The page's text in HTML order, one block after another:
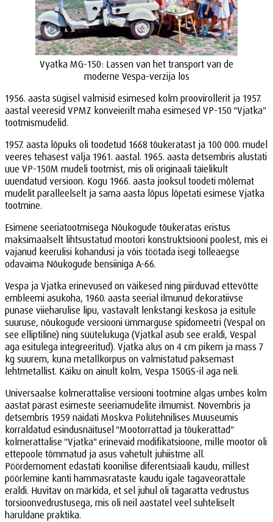
Vyatka MG-150: Lassen van het transport van de
moderne Vespa-verzija los
1956. aasta sügisel valmisid esimesed kolm proovirollerit ja 1957.
aastal veeresid VPMZ konveierilt maha esimesed VP-150 "Vjatka"
tootmismudelid.
1957. aasta lõpuks oli toodetud 1668 tõukeratast ja 100 000. mudel
veeres tehasest välja 1961. aastal. 1965. aasta detsembris alustati
uue VP-150M mudeli tootmist, mis oli originaali täielikult
uuendatud versioon. Kogu 1966. aasta jooksul toodeti mõlemat
mudelit paralleelselt ja sama aasta lõpus lõpetati esimese Vjatka
tootmine.
Esimene seeriatootmisega Nõukogude tõukeratas eristus
maksimaalselt lihtsustatud mootori konstruktsiooni poolest, mis ei
vajanud keerulisi kohandusi ja võis töötada isegi tolleaegse
odavaima Nõukogude bensiiniga A-66.
Vespa ja Vjatka erinevused on väikesed ning piirduvad ettevõtte
embleemi asukoha, 1960. aasta seerial ilmunud dekoratiivse
punase viieharulise lipu, vastavalt lenkstangi keskosa ja esitule
suuruse, nõukogude versiooni ümmarguse spidomeetri (Vespal on
see elliptiline) ning süütelukuga (Vjatkal asub see eraldi, Vespal
aga esitulega integreeritud). Vjatka alus on 4 cm pikem ja mass 7
kg suurem, kuna metallkorpus on valmistatud paksemast
lehtmetallist. Käiku on ainult kolm, Vespa 150GS-il aga neli.
Universaalse kolmerattalise versiooni tootmine algas umbes kolm
aastat pärast esimeste seeriamudelite ilmumist. Novembris ja
detsembris 1959 näidati Moskva Polütehnilises Muuseumis
korraldatud esindusnäitusel "Mootorrattad ja tõukerattad"
kolmerattalise "Vjatka" erinevaid modifikatsioone, mille mootor oli
ettepoole tõmmatud ja asus vahetult juhiistme all.
Pöördemoment edastati koonilise diferentsiaali kaudu, millest
pöörlemine kanti hammasrataste kaudu igale tagaveorattale
eraldi. Huvitav on märkida, et sel juhul oli tagaratta vedrustus
torsioonvedrustusega, mis oli neil aastatel veel suhteliselt
haruldane praktika.